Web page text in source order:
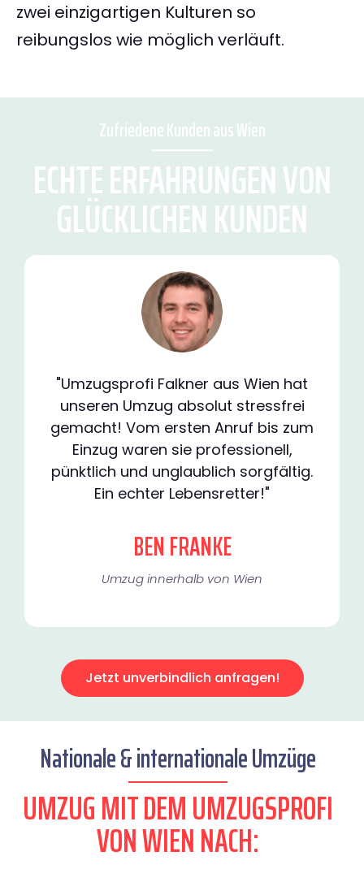
zwei einzigartigen Kulturen so
reibungslos wie möglich verläuft.
Zufriedene Kunden aus Wien
ECHTE ERFAHRUNGEN VON
GLÜCKLICHEN KUNDEN
"Umzugsprofi Falkner aus Wien hat
unseren Umzug absolut stressfrei
gemacht! Vom ersten Anruf bis zum
Einzug waren sie professionell,
pünktlich und unglaublich sorgfältig.
Ein echter Lebensretter!"
BEN FRANKE
Umzug innerhalb von Wien​
Jetzt unverbindlich anfragen!
Nationale & internationale Umzüge
UMZUG MIT DEM UMZUGSPROFI
VON WIEN NACH: